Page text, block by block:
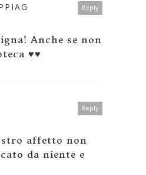
Reply
Anche se non
♥️♥️
Reply
affetto non
da niente e